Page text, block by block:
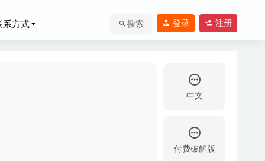
方式 搜索 登录 注册
中文
付费破解版